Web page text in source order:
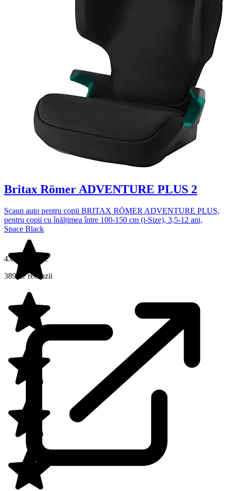
Britax Römer ADVENTURE PLUS 2
Scaun auto pentru copii BRITAX RÖMER ADVENTURE PLUS,
pentru copii cu înălțimea între 100-150 cm (i-Size), 3,5-12 ani,
Space Black
4.6 din 5 stele
389 de recenzii